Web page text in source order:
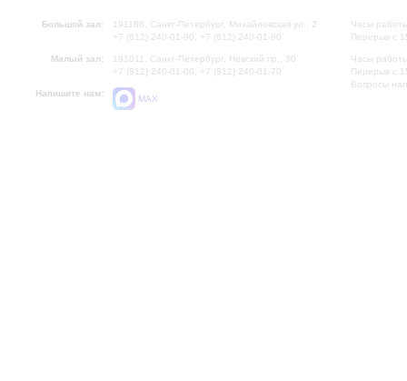
Большой зал:
191186, Санкт-Петербург, Михайловская ул., 2
+7 (812) 240-01-00, +7 (812) 240-01-80
Малый зал:
191011, Санкт-Петербург, Невский пр., 30
+7 (812) 240-01-00, +7 (812) 240-01-70
Напишите нам:
MAX
Часы
Перерыв с
Часы
Перерыв с
Вопросы